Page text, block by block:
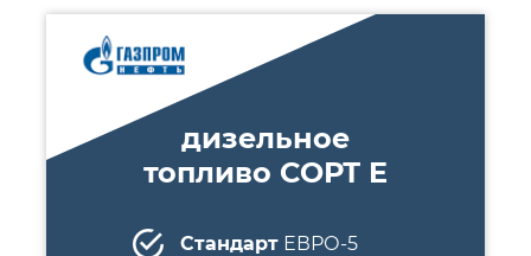
дизельное
топливо СОРТ E
СтандартЕВРО-5